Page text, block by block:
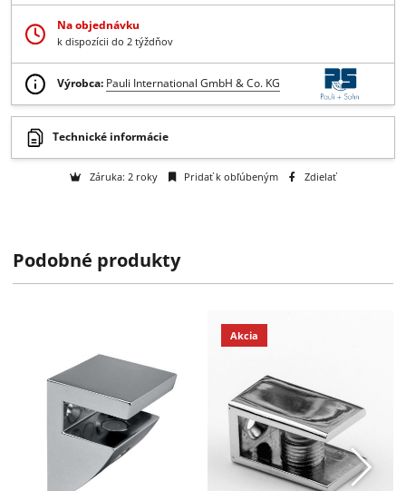
- +
Získajte B2B zľavy > > >
Na objednávku
k dispozícii do 2 týždňov
Pridať k obľúbeným
Podobné produkty
Akcia